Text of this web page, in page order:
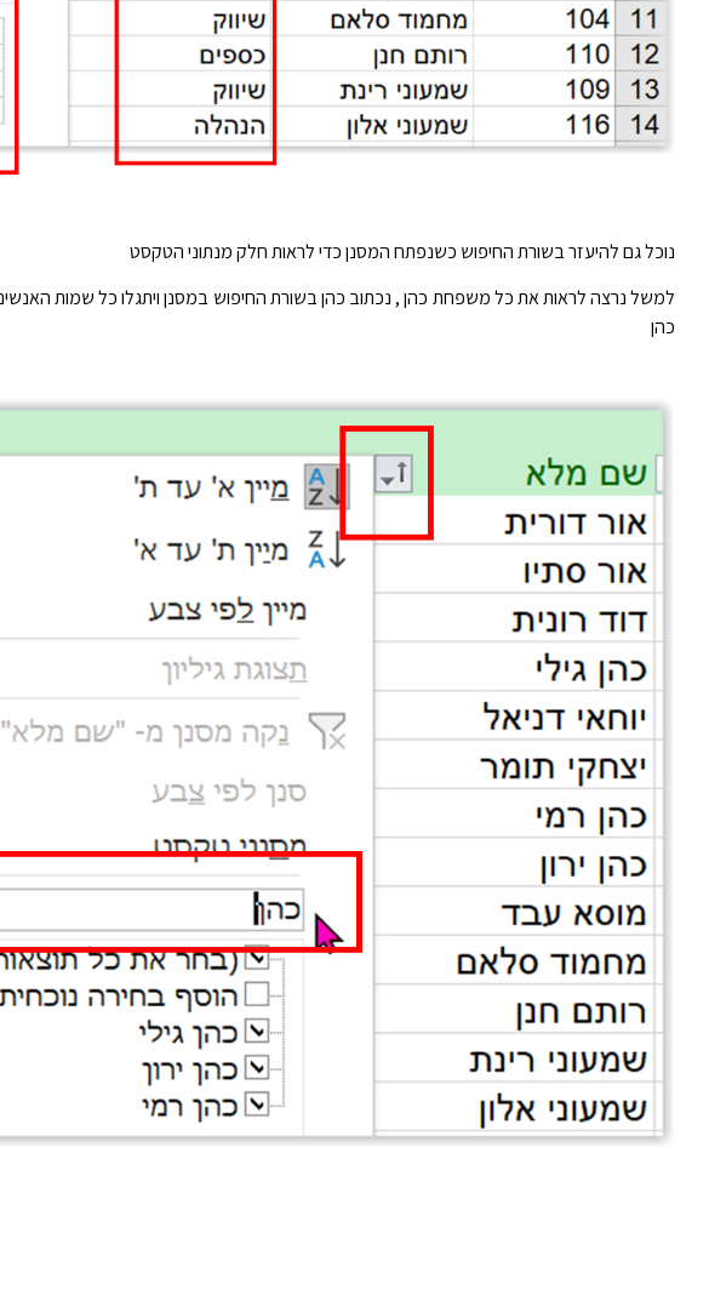
נוכל גם להיעזר בשורת החיפוש כשנפתח המסנן כדי לראות חלק מנתוני הטקסט
למשל נרצה לראות את כל משפחת כהן , נכתוב כהן בשורת החיפוש במסנן ויתגלו כל שמות
כהן